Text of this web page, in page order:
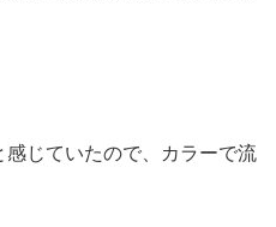
じていたので、カラーで流